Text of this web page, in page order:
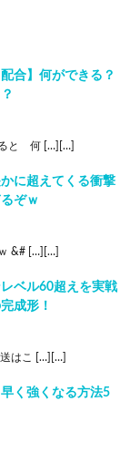
合】何ができる？
ると 何 […][…]
に超えてくる衝撃
ぞｗ
&# […][…]
ベル60超えを実戦
成形！
はこ […][…]
く強くなる方法5